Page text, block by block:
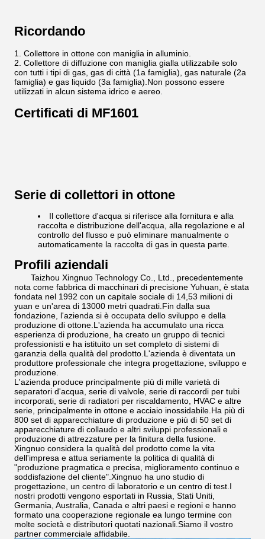
Ricordando
Collettore in ottone con maniglia in alluminio.
Collettore di diffuzione con maniglia gialla utilizzabile solo
con tutti i tipi di gas, gas di città (1a famiglia), gas naturale (2a
famiglia) e gas liquido (3a famiglia).Non possono essere
utilizzati in alcun sistema idrico e aereo.
Certificati di MF1601
Serie di collettori in ottone
Il collettore d'acqua si riferisce alla fornitura e alla
raccolta e distribuzione dell'acqua, alla regolazione e al
controllo del flusso e può eliminare manualmente o
automaticamente la raccolta di gas in questa parte.
Profili aziendali
Taizhou Xingnuo Technology Co., Ltd., precedentemente
nota come fabbrica di macchinari di precisione Yuhuan, è stata
fondata nel 1992 con un capitale sociale di 14,53 milioni di
yuan e un'area di 13000 metri quadrati.Fin dalla sua
fondazione, l'azienda si è occupata dello sviluppo e della
produzione di ottone.L'azienda ha accumulato una ricca
esperienza di produzione, ha creato un gruppo di tecnici
professionisti e ha istituito un set completo di sistemi di
garanzia della qualità del prodotto.L'azienda è diventata un
produttore professionale che integra progettazione, sviluppo e
produzione.
L'azienda produce principalmente più di mille varietà di
separatori d'acqua, serie di valvole, serie di raccordi per tubi
incorporati, serie di radiatori per riscaldamento, HVAC e altre
serie, principalmente in ottone e acciaio inossidabile.Ha più di
800 set di apparecchiature di produzione e più di 50 set di
apparecchiature di collaudo e altri sviluppi professionali e
produzione di attrezzature per la finitura della fusione.
Xingnuo considera la qualità del prodotto come la vita
dell'impresa e attua seriamente la politica di qualità di
"produzione pragmatica e precisa, miglioramento continuo e
soddisfazione del cliente".Xingnuo ha uno studio di
progettazione, un centro di laboratorio e un centro di test.I
nostri prodotti vengono esportati in Russia, Stati Uniti,
Germania, Australia, Canada e altri paesi e regioni e hanno
formato una cooperazione regionale ea lungo termine con
molte società e distributori quotati nazionali.Siamo il vostro
partner commerciale affidabile.